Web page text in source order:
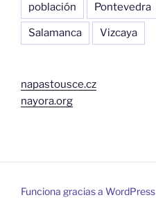
población Pontevedra
Salamanca Vizcaya
napastousce.cz
nayora.org
Funciona gracias a WordPress